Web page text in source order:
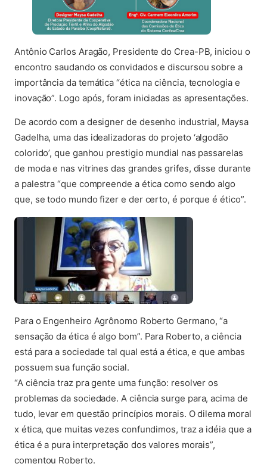
Antônio Carlos Aragão, Presidente do Crea-PB, iniciou o
encontro saudando os convidados e discursou sobre a
importância da temática “ética na ciência, tecnologia e
inovação”. Logo após, foram iniciadas as apresentações.
De acordo com a designer de desenho industrial, Maysa
Gadelha, uma das idealizadoras do projeto ‘algodão
colorido’, que ganhou prestigio mundial nas passarelas
de moda e nas vitrines das grandes grifes, disse durante
a palestra “que compreende a ética como sendo algo
que, se todo mundo fizer e der certo, é porque é ético”.
Para o Engenheiro Agrônomo Roberto Germano, “a
sensação da ética é algo bom”. Para Roberto, a ciência
está para a sociedade tal qual está a ética, e que ambas
possuem sua função social.
“A ciência traz pra gente uma função: resolver os
problemas da sociedade. A ciência surge para, acima de
tudo, levar em questão princípios morais. O dilema moral
x ética, que muitas vezes confundimos, traz a idéia que a
ética é a pura interpretação dos valores morais”,
comentou Roberto.